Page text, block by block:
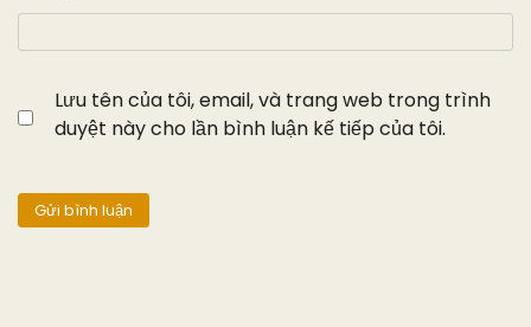
Lưu tên của tôi, email, và trang web trong trình
duyệt này cho lần bình luận kế tiếp của tôi.